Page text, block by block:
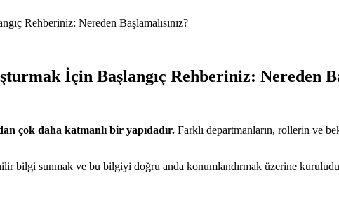
Rehberiniz: Nereden Başlamalısınız?
İçin Başlangıç Rehberiniz: Nereden
çok daha katmanlı bir yapıdadır. Farklı departmanların, rollerin ve
bilgi sunmak ve bu bilgiyi doğru anda konumlandırmak üzerine